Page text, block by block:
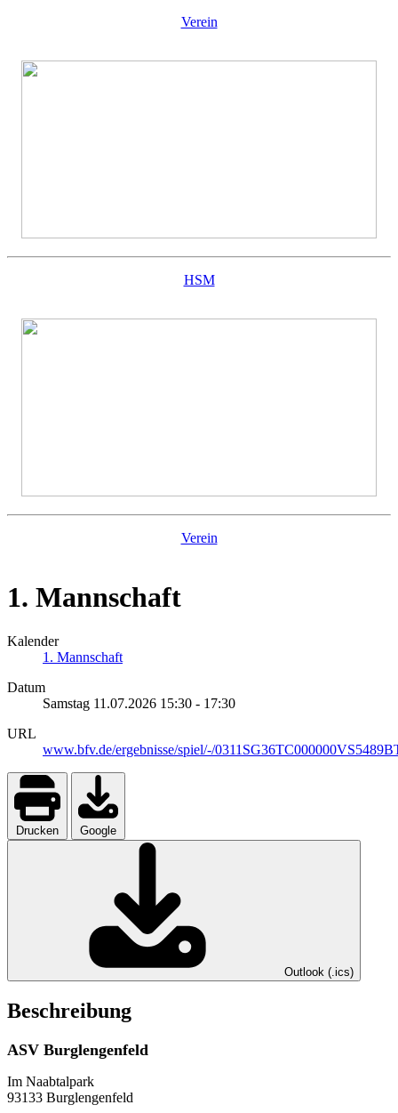
Verein
HSM
Verein
1. Mannschaft
Kalender
1. Mannschaft
Datum
Samstag 11.07.2026 15:30 - 17:30
URL
www.bfv.de/ergebnisse/spiel/-/
Drucken Google
Outlook (.ics)
Beschreibung
ASV Burglengenfeld
Im Naabtalpark
93133 Burglengenfeld